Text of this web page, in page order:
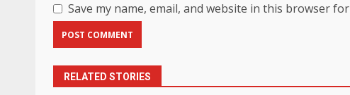
Save my name, email, and website in this browser
RELATED STORIES